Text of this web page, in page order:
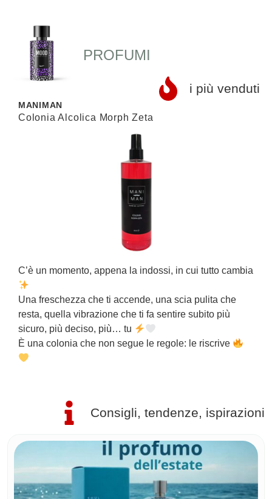
PROFUMI
i più venduti
MANIMAN
Colonia Alcolica Morph Zeta
C’è un momento, appena la indossi, in cui tutto cambia
Una freschezza che ti accende, una scia pulita che
resta, quella vibrazione che ti fa sentire subito più
sicuro, più deciso, più… tu
È una colonia che non segue le regole: le riscrive
Consigli, tendenze, ispirazioni